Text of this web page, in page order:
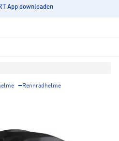
App downloaden
Rennradhelme